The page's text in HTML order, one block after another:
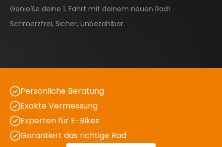
Genieße deine 1. Fahrt mit deinem neuen Rad!
Schmerzfrei, Sicher, Unbezahlbar.
Persönliche Beratung
Exakte Vermessung
Experten für E-Bikes
Garantiert das richtige Rad